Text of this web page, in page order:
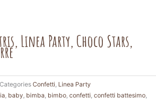
Linea Party, Choco Stars,
Categories Confetti, Linea Party
, baby, bimba, bimbo, confetti, confetti battesimo,